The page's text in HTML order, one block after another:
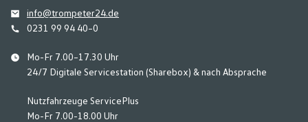
info@trompeter24.de
0231 99 94 40–0
Mo-Fr 7.00–17.30 Uhr
24/7 Digitale Servicestation (Sharebox) & nach Absprache
Nutzfahrzeuge ServicePlus
Mo-Fr 7.00-18.00 Uhr